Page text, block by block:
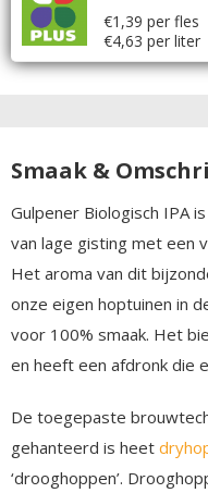
€1,39 per fles
€4,63 per liter
Smaak &
Gulpener Biologisch IPA
van lage gisting met een
Het aroma van dit
onze eigen hoptuinen in
voor 100% smaak. Het
en heeft een afdronk die
De toegepaste
gehanteerd is heet
‘drooghoppen’.